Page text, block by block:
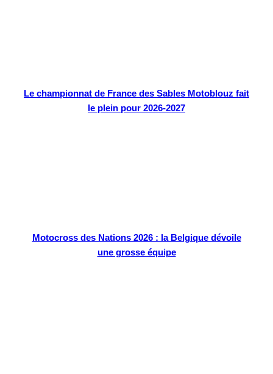
Le championnat de France des Sables Motoblouz fait
le plein pour 2026-2027
Motocross des Nations 2026 : la Belgique dévoile
une grosse équipe